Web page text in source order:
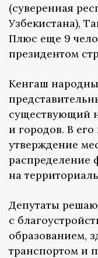
(суверенная
Узбекистана),
Плюс еще 9
президентом
Кенгаш
существующий
и городов. В
утверждение
распределение
на
Депутаты
с
образованием,
транспортом и